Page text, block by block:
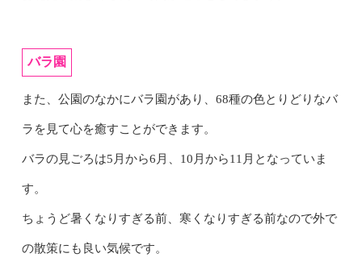
バラ園
また、公園のなかにバラ園があり、68種の色とりどりなバ
ラを見て心を癒すことができます。
バラの見ごろは5月から6月、10月から11月となっていま
す。
ちょうど暑くなりすぎる前、寒くなりすぎる前なので外で
の散策にも良い気候です。